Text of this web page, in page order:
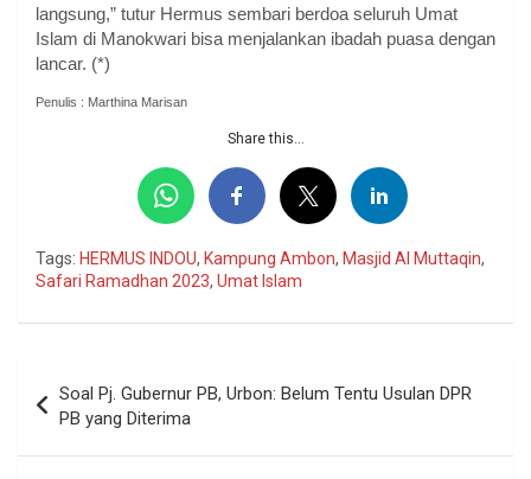
langsung,” tutur Hermus sembari berdoa seluruh Umat
Islam di Manokwari bisa menjalankan ibadah puasa dengan
lancar. (*)
Penulis : Marthina Marisan
Share this...
Tags: HERMUS INDOU, Kampung Ambon, Masjid Al Muttaqin,
Safari Ramadhan 2023, Umat Islam
pos
Soal Pj. Gubernur PB, Urbon: Belum Tentu Usulan DPR
PB yang Diterima